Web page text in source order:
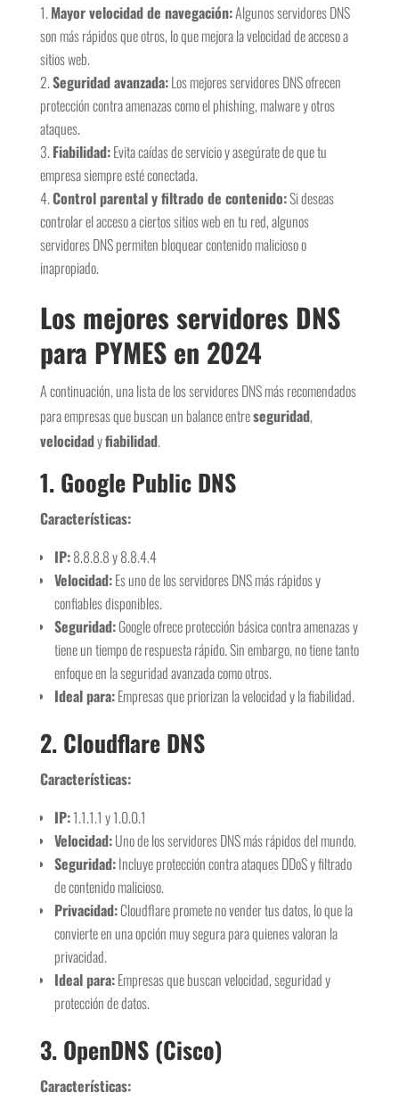
Mayor velocidad de navegación:Algunos servidores DNS
son más rápidos que otros, lo que mejora la velocidad de acceso a
sitios web.
Seguridad avanzada:Los mejores servidores DNS ofrecen
protección contra amenazas como el phishing, malware y otros
ataques.
Fiabilidad:Evita caídas de servicio y asegúrate de que tu
empresa siempre esté conectada.
Control parental y filtrado de contenido:Si deseas
controlar el acceso a ciertos sitios web en tu red, algunos
servidores DNS permiten bloquear contenido malicioso o
inapropiado.
Los mejores servidores DNS
para PYMES en 2024
A continuación, una lista de los servidores DNS más recomendados
para empresas que buscan un balance entreseguridad,
velocidadyfiabilidad.
1. Google Public DNS
Características:
IP:8.8.8.8 y 8.8.4.4
Velocidad:Es uno de los servidores DNS más rápidos y
confiables disponibles.
Seguridad:Google ofrece protección básica contra amenazas y
tiene un tiempo de respuesta rápido. Sin embargo, no tiene tanto
enfoque en la seguridad avanzada como otros.
Ideal para:Empresas que priorizan la velocidad y la fiabilidad.
2. Cloudflare DNS
Características:
IP:1.1.1.1 y 1.0.0.1
Velocidad:Uno de los servidores DNS más rápidos del mundo.
Seguridad:Incluye protección contra ataques DDoS y filtrado
de contenido malicioso.
Privacidad:Cloudflare promete no vender tus datos, lo que la
convierte en una opción muy segura para quienes valoran la
privacidad.
Ideal para:Empresas que buscan velocidad, seguridad y
protección de datos.
3. OpenDNS (Cisco)
Características: